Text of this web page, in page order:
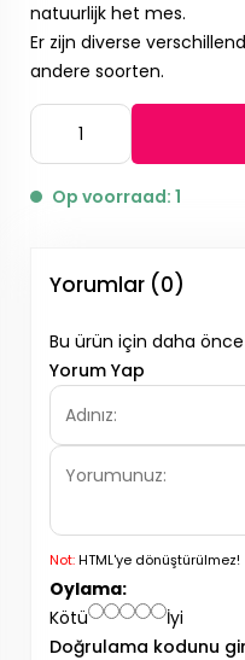
natuurlijk het mes.
Er zijn diverse
andere soorten.
Op voorraad: 1
Yorumlar (0)
Bu ürün için daha önce
Yorum Yap
Not:HTML'ye dönüştürülmez!
Oylama:
Kötü
İyi
Doğrulama kodunu